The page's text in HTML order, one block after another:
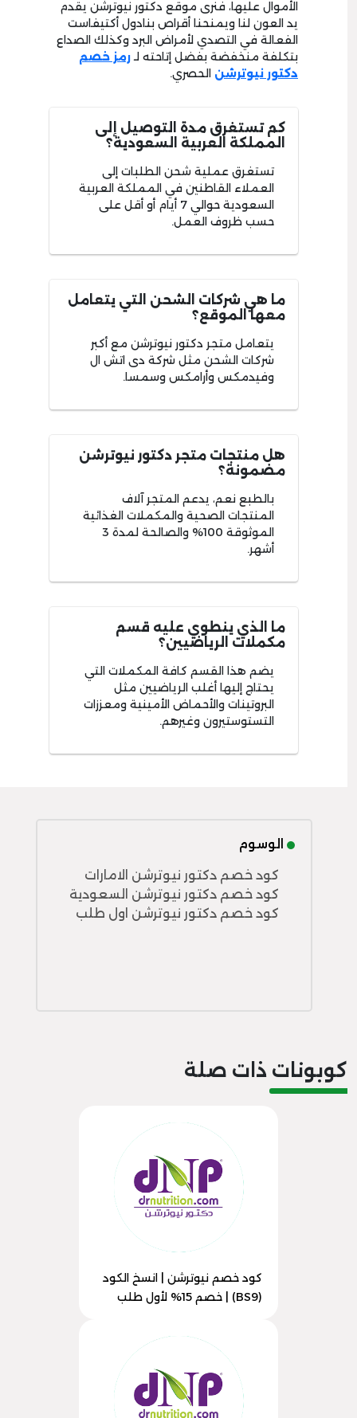
الأموال عليها، فنرى موقع دكتور نيوترشن يقدم
يد العون لنا ويمنحنا أقراص بنادول أكتيفاست
الفعالة في التصدي لأمراض البرد وكذلك الصداع
بتكلفة منخفضة بفضل إتاحته لـرمز خصم
دكتور نيوترشن الحصري.
كم تستغرق مدة التوصيل إلى
المملكة العربية السعودية؟
تستغرق عملية شحن الطلبات إلى
العملاء القاطنين في المملكة العربية
السعودية حوالي 7 أيام أو أقل على
حسب ظروف العمل.
ما هي شركات الشحن التي يتعامل
معها الموقع؟
يتعامل متجر دكتور نيوترشن مع أكبر
شركات الشحن مثل شركة دى اتش ال
وفيدمكس وأرامكس وسمسا.
هل منتجات متجر دكتور نيوترشن
مضمونة؟
بالطبع نعم، يدعم المتجر آلاف
المنتجات الصحية والمكملات الغذائية
الموثوقة 100% والصالحة لمدة 3
أشهر.
ما الذي ينطوي عليه قسم
مكملات الرياضيين؟
يضم هذا القسم كافة المكملات التي
يحتاج إليها أغلب الرياضيين مثل
البروتينات والأحماض الأمينية ومعززات
التستوستيرون وغيرهم.
الوسوم
كود خصم دكتور نيوترشن الامارات
كود خصم دكتور نيوترشن السعودية
كود خصم دكتور نيوترشن اول طلب
كوبونات ذات صلة
كود خصم نيوترشن | انسخ الكود
(BS9) | خصم 15% لأول طلب